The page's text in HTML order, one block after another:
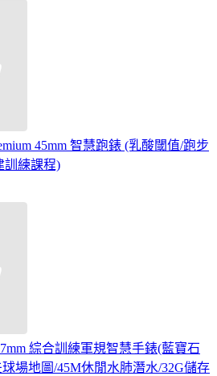
45mm 智慧跑錶 (乳酸閾值/跑步
訓練課程)
綜合訓練軍規智慧手錶(藍寶石
場地圖/45M休閒水肺潛水/32G儲存